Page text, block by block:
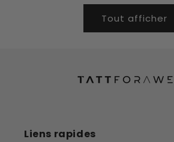
Tout afficher
Liens rapides